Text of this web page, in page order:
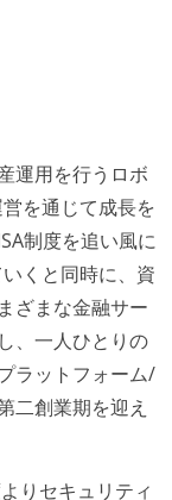
運用を行うロボ
を通じて成長を
制度を追い風に
くと同時に、資
ざまな金融サー
、一人ひとりの
ラットフォーム/
二創業期を迎え
りセキュリティ